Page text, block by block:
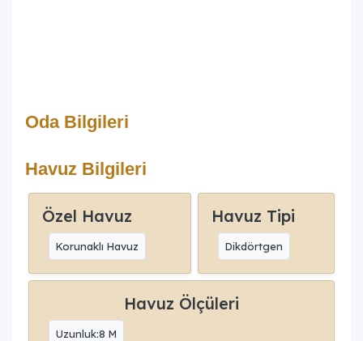
Oda Bilgileri
Havuz Bilgileri
Özel Havuz
Korunaklı Havuz
Havuz Tipi
Dikdörtgen
Havuz Ölçüleri
Uzunluk:8 M